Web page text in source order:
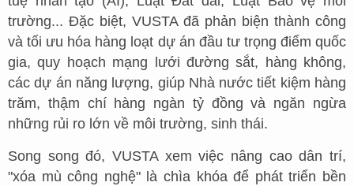
trường... Đặc biệt, VUSTA đã phản biện thành công
và tối ưu hóa hàng loạt dự án đầu tư trọng điểm quốc
gia, quy hoạch mạng lưới đường sắt, hàng không,
các dự án năng lượng, giúp Nhà nước tiết kiệm hàng
trăm, thậm chí hàng ngàn tỷ đồng và ngăn ngừa
những rủi ro lớn về môi trường, sinh thái.
Song song đó, VUSTA xem việc nâng cao dân trí,
"xóa mù công nghệ" là chìa khóa để phát triển bền